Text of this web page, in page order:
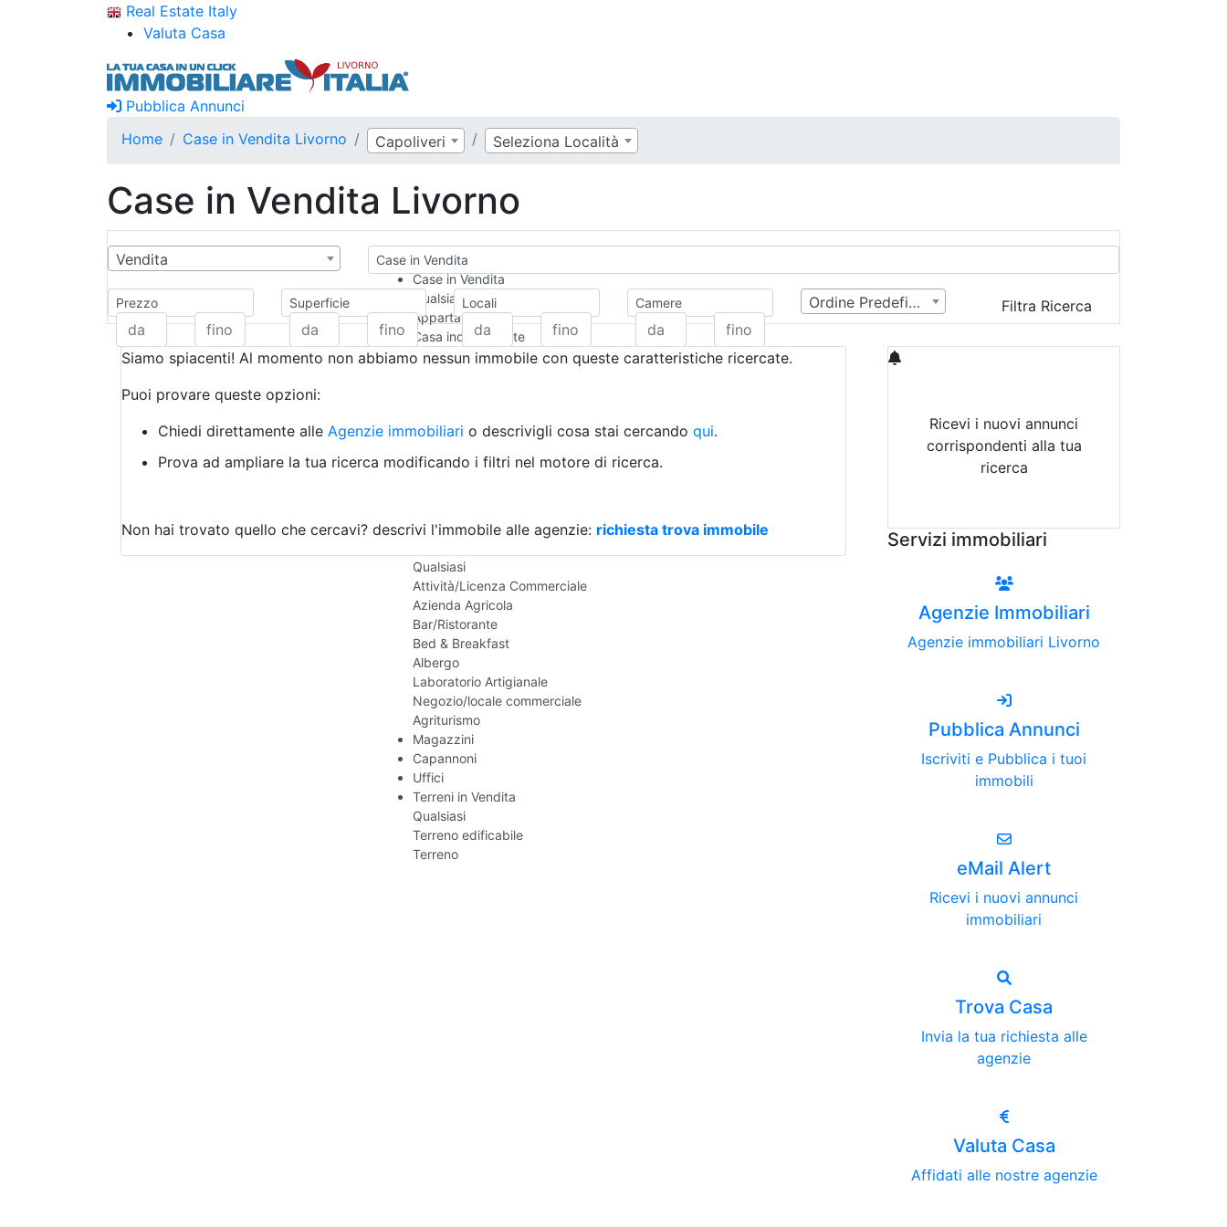
Real Estate Italy
Valuta Casa
Pubblica Annunci
Home
Case in Vendita Livorno Capoliveri Seleziona Località
Case in Vendita Livorno
Vendita
Case in Vendita
Case in Vendita
Qualsiasi
Appartamento
Casa indipendente
Casa Semi-indipendente
Rustico/Casale
Camera d'Albergo
Box/Garage
Qualsiasi
Attività/Licenza Commerciale
Azienda Agricola
Bar/Ristorante
Bed & Breakfast
Albergo
Laboratorio Artigianale
Negozio/locale commerciale
Agriturismo
Magazzini
Capannoni
Uffici
Terreni in Vendita
Qualsiasi
Terreno edificabile
Terreno
Prezzo Superficie Locali Camere Ordine Predefinito Filtra Ricerca
Siamo spiacenti! Al momento non abbiamo nessun immobile con queste caratteristiche ricercate.
Puoi provare queste opzioni:
Chiedi direttamente alle Agenzie immobiliari o descrivigli cosa stai cercando qui.
Prova ad ampliare la tua ricerca modificando i filtri nel motore di ricerca.
Non hai trovato quello che cercavi? descrivi l'immobile alle agenzie: richiesta trova immobile
Ricevi i nuovi annunci
corrispondenti alla tua
ricerca
Servizi immobiliari
Agenzie Immobiliari
Agenzie immobiliari Livorno
Pubblica Annunci
Iscriviti e Pubblica i tuoi
immobili
eMail Alert
Ricevi i nuovi annunci
immobiliari
Trova Casa
Invia la tua richiesta alle
agenzie
Valuta Casa
Affidati alle nostre agenzie